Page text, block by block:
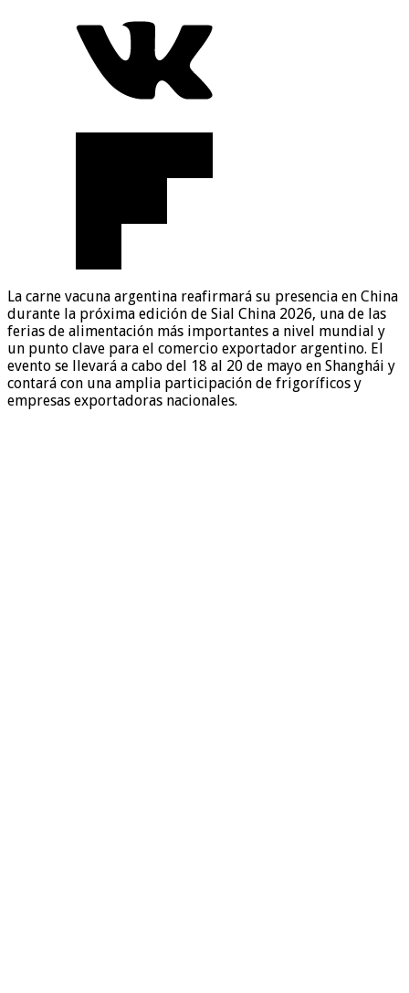
La carne vacuna argentina reafirmará su presencia en China
durante la próxima edición de Sial China 2026, una de las
ferias de alimentación más importantes a nivel mundial y
un punto clave para el comercio exportador argentino. El
evento se llevará a cabo del 18 al 20 de mayo en Shanghái y
contará con una amplia participación de frigoríficos y
empresas exportadoras nacionales.